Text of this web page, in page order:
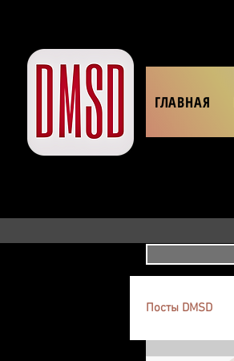
ГЛАВНАЯ
Посты DMSD